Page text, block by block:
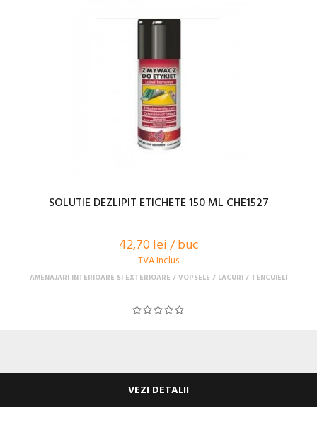
SOLUTIE DEZLIPIT ETICHETE 150 ML CHE1527
42,70 lei / buc
TVA Inclus
AMENAJARI INTERIOARE SI EXTERIOARE VOPSELE / LACURI / TENCUIELI
VEZI DETALII